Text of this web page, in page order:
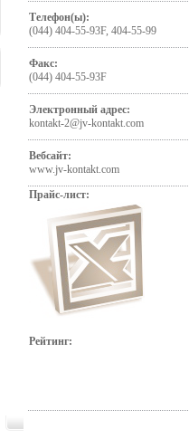
Телефон(ы):
(044) 404-55-93F, 404-55-99
Факс:
(044) 404-55-93F
Электронный адрес:
kontakt-2@jv-kontakt.com
Вебсайт:
www.jv-kontakt.com
Прайс-лист:
Рейтинг: